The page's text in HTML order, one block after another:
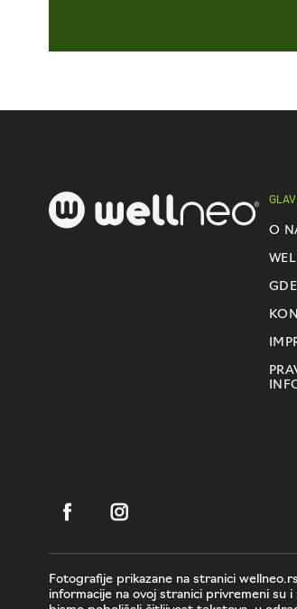
O
Fotografije prikazane na stranici
informacije na ovoj stranici privremeni su